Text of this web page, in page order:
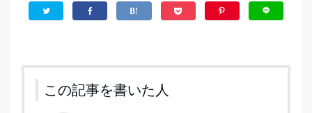
この記事を書いた人